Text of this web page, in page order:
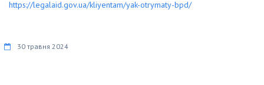
https://legalaid.gov.ua/kliyentam/yak-otrymaty-bpd/
30 травня 2024